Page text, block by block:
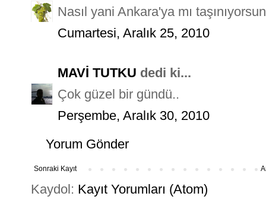
Nasıl yani Ankara'ya mı
Cumartesi, Aralık 25, 2010
MAVİ TUTKU dedi ki...
Çok güzel bir gündü..
Perşembe, Aralık 30, 2010
Yorum Gönder
Sonraki Kayıt
Kaydol: Kayıt Yorumları (Atom)